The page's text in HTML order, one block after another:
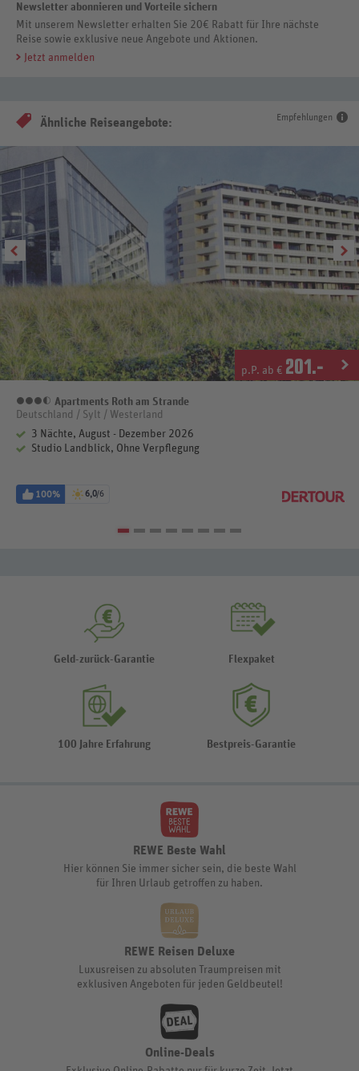
Newsletter abonnieren und Vorteile sichern
Mit unserem Newsletter erhalten Sie 20€ Rabatt für Ihre nächste
Reise sowie exklusive neue Angebote und Aktionen.
Jetzt anmelden
Empfehlungen
Ähnliche Reiseangebote:
p.P. ab € 201.-
3,5 Sterne
Apartments Roth am Strande
Deutschland / Sylt / Westerland
3 Nächte, August - Dezember 2026
Studio Landblick, Ohne Verpflegung
100% 6,0/6
Geld-zurück-Garantie Flexpaket
100 Jahre Erfahrung Bestpreis-Garantie
REWE Beste Wahl
Hier können Sie immer sicher sein, die beste Wahl
für Ihren Urlaub getroffen zu haben.
REWE Reisen Deluxe
Luxusreisen zu absoluten Traumpreisen mit
exklusiven Angeboten für jeden Geldbeutel!
Online-Deals